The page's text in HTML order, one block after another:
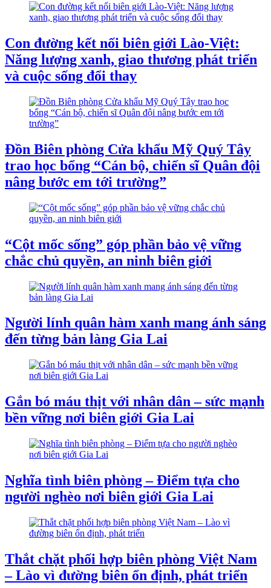
Con đường kết nối biên giới Lào-Việt:
Năng lượng xanh, giao thương phát triển
và cuộc sống đổi thay
Đồn Biên phòng Cửa khẩu Mỹ Quý Tây
trao học bổng “Cán bộ, chiến sĩ Quân đội
nâng bước em tới trường”
“Cột mốc sống” góp phần bảo vệ vững
chắc chủ quyền, an ninh biên giới
Người lính quân hàm xanh mang ánh sáng
đến từng bản làng Gia Lai
Gắn bó máu thịt với nhân dân – sức mạnh
bền vững nơi biên giới Gia Lai
Nghĩa tình biên phòng – Điểm tựa cho
người nghèo nơi biên giới Gia Lai
Thắt chặt phối hợp biên phòng Việt Nam
– Lào vì đường biên ổn định, phát triển